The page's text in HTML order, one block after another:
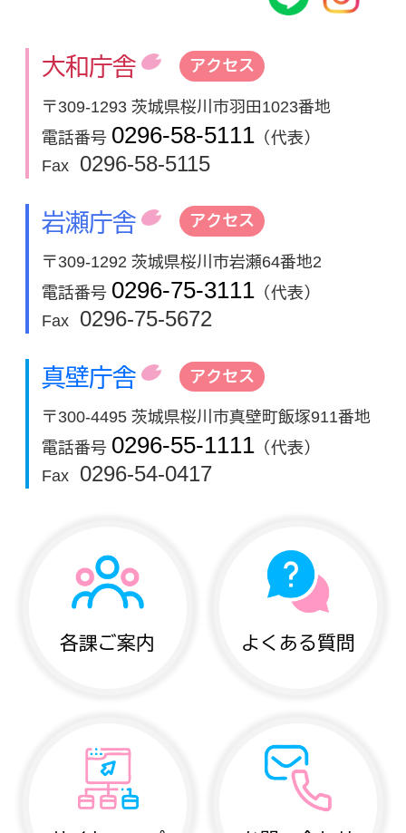
大和庁舎 アクセス
〒309-1293 茨城県桜川市羽田1023番地
電話番号 0296-58-5111 （代表）
Fax
0296-58-5115
岩瀬庁舎 アクセス
〒309-1292 茨城県桜川市岩瀬64番地2
電話番号 0296-75-3111 （代表）
Fax
0296-75-5672
真壁庁舎 アクセス
〒300-4495 茨城県桜川市真壁町飯塚911番地
電話番号 0296-55-1111 （代表）
Fax
0296-54-0417
各課ご案内 よくある質問